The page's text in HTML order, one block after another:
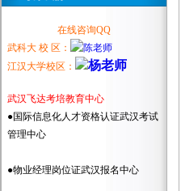
在线咨询QQ
武科大 校 区：
江汉大学校区：
武汉飞达考培教育中心
●国际信息化人才资格认证武汉考试
管理中心
●物业经理岗位证武汉报名中心